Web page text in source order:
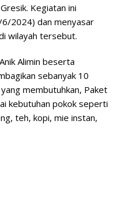
Kegiatan ini
2024) dan menyasar
wilayah tersebut.
Alimin beserta
sebanyak 10
membutuhkan, Paket
kebutuhan pokok seperti
teh, kopi, mie instan,